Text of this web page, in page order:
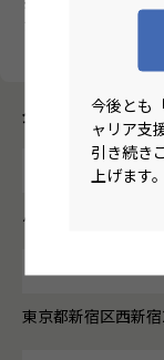
今後とも
ャリア支
引き続き
上げます。
企業情報
パーソルクロステク
東京都新宿区西新